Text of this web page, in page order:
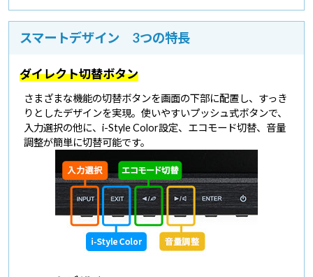
スマートデザイン 3つの特長
ダイレクト切替ボタン
さまざまな機能の切替ボタンを画面の下部に配置し、すっき
りとしたデザインを実現。使いやすいプッシュ式ボタンで、
入力選択の他に、i-Style Color設定、エコモード切替、音量
調整が簡単に切替可能です。